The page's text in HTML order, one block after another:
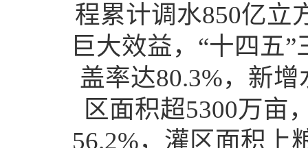
程累计调水850亿立
巨大效益，“十四五
盖率达80.3%，新
区面积超5300万亩
56.2%，灌区面积上